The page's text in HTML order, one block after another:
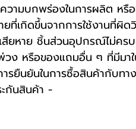
ามบกพร่องในการผลิต หรื
ยที่เกิดขึ้นจากการใช้งานที่
ยหาย ชิ้นส่วนอุปกรณ์ไม่คร
ง หรือของแถมอื่น ๆ ที่มีมา
ยืนยันในการซื้อสินค้ากับท
กันสินค้า -️